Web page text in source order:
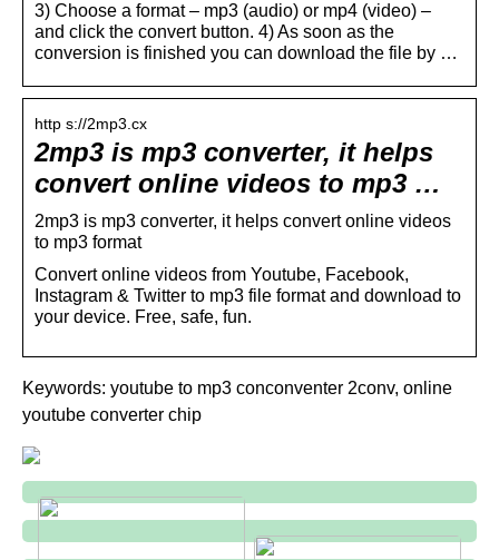
3) Choose a format – mp3 (audio) or mp4 (video) –
and click the convert button. 4) As soon as the
conversion is finished you can download the file by …
http s://2mp3.cx
2mp3 is mp3 converter, it helps
convert online videos to mp3 …
2mp3 is mp3 converter, it helps convert online videos
to mp3 format
Convert online videos from Youtube, Facebook,
Instagram & Twitter to mp3 file format and download to
your device. Free, safe, fun.
Keywords: youtube to mp3 conconventer 2conv, online
youtube converter chip